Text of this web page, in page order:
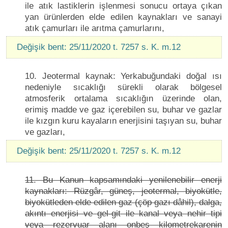
ile atık lastiklerin işlenmesi sonucu ortaya çıkan
yan ürünlerden elde edilen kaynakları ve sanayi
atık çamurları ile arıtma çamurlarını,
Değişik bent: 25/11/2020 t. 7257 s. K. m.12
10. Jeotermal kaynak: Yerkabuğundaki doğal ısı
nedeniyle sıcaklığı sürekli olarak bölgesel
atmosferik ortalama sıcaklığın üzerinde olan,
erimiş madde ve gaz içerebilen su, buhar ve gazlar
ile kızgın kuru kayaların enerjisini taşıyan su, buhar
ve gazları,
Değişik bent: 25/11/2020 t. 7257 s. K. m.12
11. Bu Kanun kapsamındaki yenilenebilir enerji
kaynakları: Rüzgâr, güneş, jeotermal, biyokütle,
biyokütleden elde edilen gaz (çöp gazı dâhil), dalga,
akıntı enerjisi ve gel-git ile kanal veya nehir tipi
veya rezervuar alanı onbeş kilometrekarenin